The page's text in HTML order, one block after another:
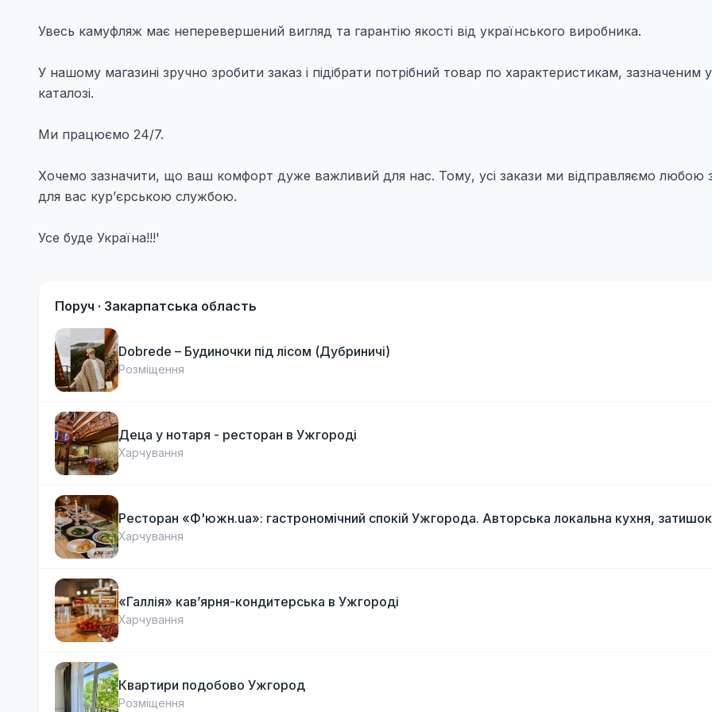
Увесь камуфляж має неперевершений вигляд та гарантію якості від українського виробника.
У нашому магазині зручно зробити заказ і підібрати потрібний товар по характеристикам, зазначеним у
каталозі.
Ми працюємо 24/7.
Хочемо зазначити, що ваш комфорт дуже важливий для нас. Тому, усі закази ми відправляємо любою
для вас кур’єрською службою.
Усе буде Україна!!!'
Поруч · Закарпатська область
Dobrede – Будиночки під лісом (Дубриничі)
Розміщення
Деца у нотаря - ресторан в Ужгороді
Харчування
Ресторан «Ф'южн.ua»: гастрономічний спокій Ужгорода. Авторська локальна кухня, затишок
Харчування
«Галлія» кав’ярня-кондитерська в Ужгороді
Харчування
Квартири подобово Ужгород
Розміщення